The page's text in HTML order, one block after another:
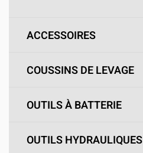
ACCESSOIRES
COUSSINS DE LEVAGE
OUTILS À BATTERIE
OUTILS HYDRAULIQUES